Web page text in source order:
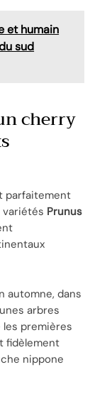
et humain
sud
cherry
parfaitement
variétés Prunus
automne, dans
arbres
premières
fidèlement
nippone